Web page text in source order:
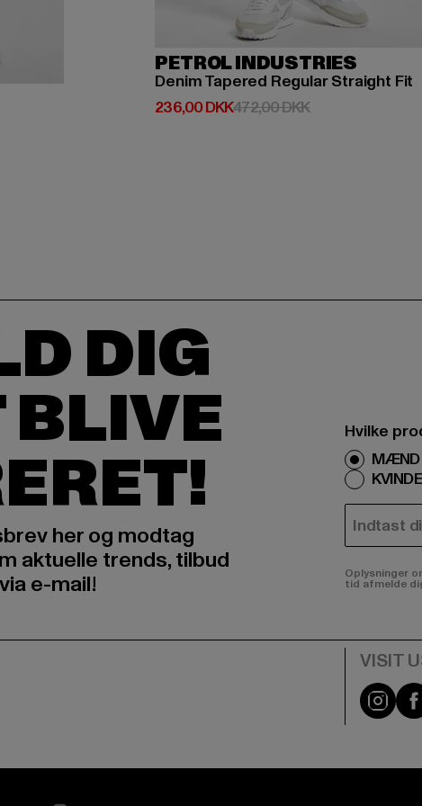
472,00 DKK
PETROL INDUSTRIES
Denim Tapered Regular Straight Fit
236,00 DKK
Nuværende pris: 236,00 DKK
472,00 DKKKampagnepris:
DIG
BLIVE
her og modtag
aktuelle trends, tilbud
e-mail!
Hvilke
MÆND
E-MAIL
Oplysninger
tid afmelde